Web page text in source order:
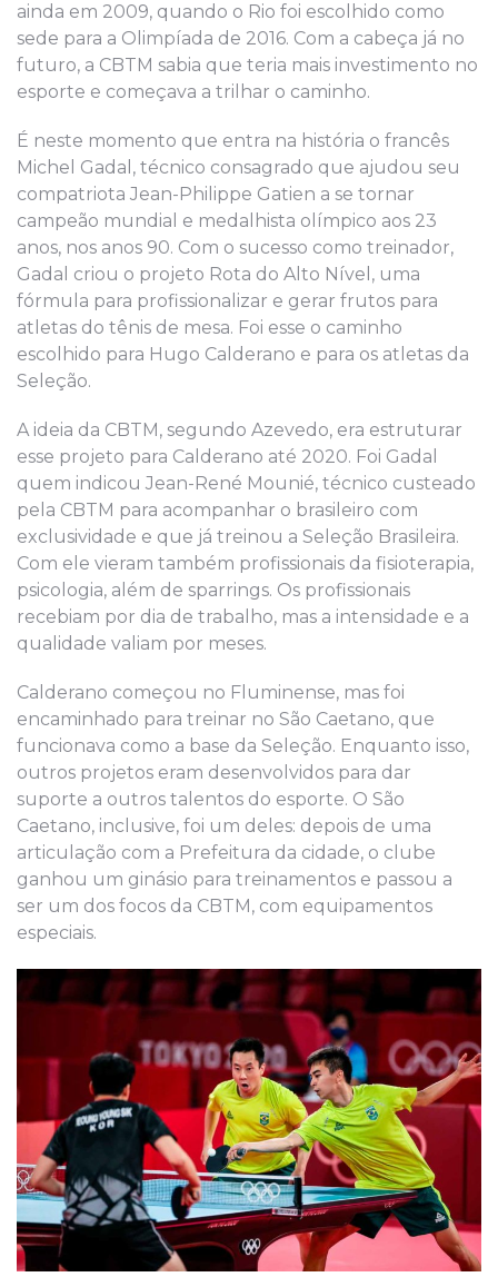
ainda em 2009, quando o Rio foi escolhido como
sede para a Olimpíada de 2016. Com a cabeça já no
futuro, a CBTM sabia que teria mais investimento no
esporte e começava a trilhar o caminho.
É neste momento que entra na história o francês
Michel Gadal, técnico consagrado que ajudou seu
compatriota Jean-Philippe Gatien a se tornar
campeão mundial e medalhista olímpico aos 23
anos, nos anos 90. Com o sucesso como treinador,
Gadal criou o projeto Rota do Alto Nível, uma
fórmula para profissionalizar e gerar frutos para
atletas do tênis de mesa. Foi esse o caminho
escolhido para Hugo Calderano e para os atletas da
Seleção.
A ideia da CBTM, segundo Azevedo, era estruturar
esse projeto para Calderano até 2020. Foi Gadal
quem indicou Jean-René Mounié, técnico custeado
pela CBTM para acompanhar o brasileiro com
exclusividade e que já treinou a Seleção Brasileira.
Com ele vieram também profissionais da fisioterapia,
psicologia, além de sparrings. Os profissionais
recebiam por dia de trabalho, mas a intensidade e a
qualidade valiam por meses.
Calderano começou no Fluminense, mas foi
encaminhado para treinar no São Caetano, que
funcionava como a base da Seleção. Enquanto isso,
outros projetos eram desenvolvidos para dar
suporte a outros talentos do esporte. O São
Caetano, inclusive, foi um deles: depois de uma
articulação com a Prefeitura da cidade, o clube
ganhou um ginásio para treinamentos e passou a
ser um dos focos da CBTM, com equipamentos
especiais.